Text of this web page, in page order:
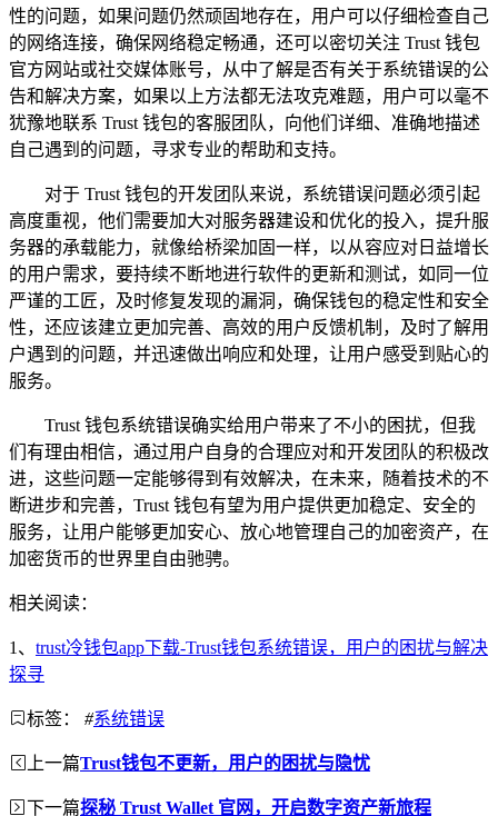
性的问题，如果问题仍然顽固地存在，用户可以仔细检查自己
的网络连接，确保网络稳定畅通，还可以密切关注 Trust 钱包
官方网站或社交媒体账号，从中了解是否有关于系统错误的公
告和解决方案，如果以上方法都无法攻克难题，用户可以毫不
犹豫地联系 Trust 钱包的客服团队，向他们详细、准确地描述
自己遇到的问题，寻求专业的帮助和支持。
对于 Trust 钱包的开发团队来说，系统错误问题必须引起
高度重视，他们需要加大对服务器建设和优化的投入，提升服
务器的承载能力，就像给桥梁加固一样，以从容应对日益增长
的用户需求，要持续不断地进行软件的更新和测试，如同一位
严谨的工匠，及时修复发现的漏洞，确保钱包的稳定性和安全
性，还应该建立更加完善、高效的用户反馈机制，及时了解用
户遇到的问题，并迅速做出响应和处理，让用户感受到贴心的
服务。
Trust 钱包系统错误确实给用户带来了不小的困扰，但我
们有理由相信，通过用户自身的合理应对和开发团队的积极改
进，这些问题一定能够得到有效解决，在未来，随着技术的不
断进步和完善，Trust 钱包有望为用户提供更加稳定、安全的
服务，让用户能够更加安心、放心地管理自己的加密资产，在
加密货币的世界里自由驰骋。
相关阅读：
1、 trust冷钱包app下载-Trust钱包系统错误，用户的困扰与解决
探寻
标签： #系统错误
上一篇Trust钱包不更新，用户的困扰与隐忧
下一篇探秘 Trust Wallet 官网，开启数字资产新旅程